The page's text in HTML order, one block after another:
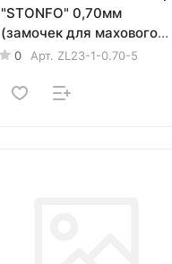
"STONFO" 0,70мм
(замочек для махового
удилища) 5шт.
0 Арт. ZL23-1-0.70-5